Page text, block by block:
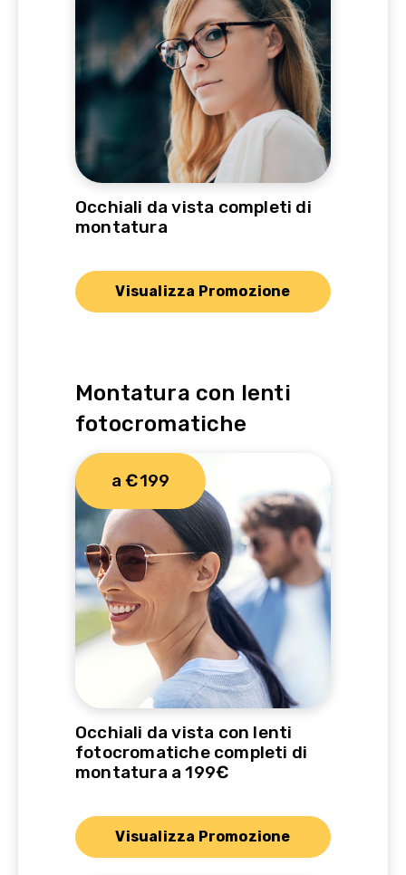
Occhiali da vista completi di
montatura
Visualizza Promozione
Montatura con lenti
fotocromatiche
a €199
Occhiali da vista con lenti
fotocromatiche completi di
montatura a 199€
Visualizza Promozione